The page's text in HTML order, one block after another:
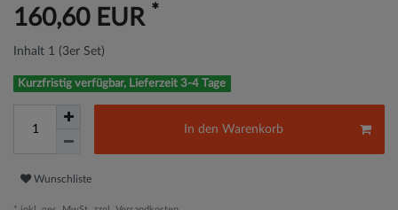
160,60 EUR *
Inhalt 1 (3er Set)
Kurzfristig verfügbar, Lieferzeit 3-4 Tage
In den Warenkorb
Wunschliste